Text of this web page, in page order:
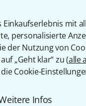
mit
personalisierte
der Nutzung von
„Geht klar“ zu (alle
Cookie-
Infos